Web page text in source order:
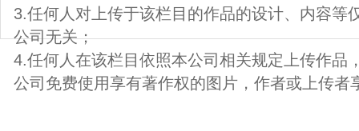
3.任何人对上传于该栏目的作品的设计、内容等
公司无关；
4.任何人在该栏目依照本公司相关规定上传作品
公司免费使用享有著作权的图片，作者或上传者